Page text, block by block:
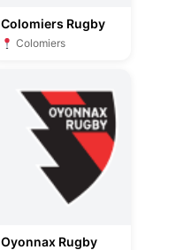
Colomiers Rugby
Colomiers
Oyonnax Rugby